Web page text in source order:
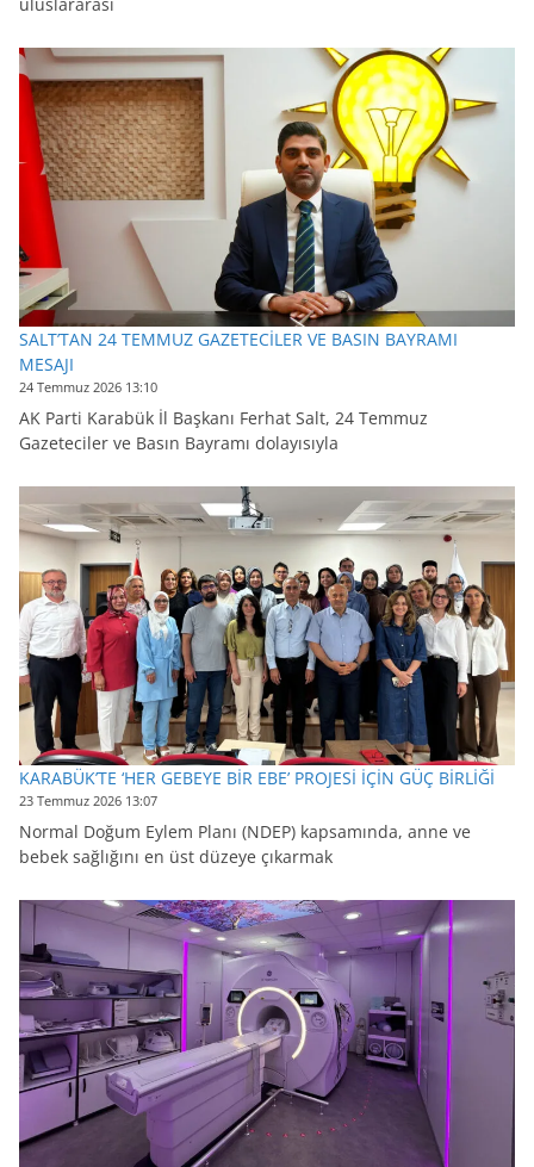
SALT’TAN 24 TEMMUZ GAZETECİLER VE BASIN BAYRAMI
MESAJI
24 Temmuz 2026 13:10
AK Parti Karabük İl Başkanı Ferhat Salt, 24 Temmuz
Gazeteciler ve Basın Bayramı dolayısıyla
KARABÜK’TE ‘HER GEBEYE BİR EBE’ PROJESİ İÇİN GÜÇ BİRLİĞİ
23 Temmuz 2026 13:07
Normal Doğum Eylem Planı (NDEP) kapsamında, anne ve
bebek sağlığını en üst düzeye çıkarmak